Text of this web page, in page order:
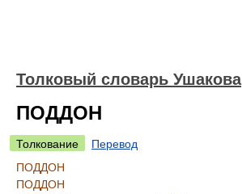
Толковый словарь Ушакова
ПОДДОН
Толкование
Перевод
ПОДДОН
ПОДДОН